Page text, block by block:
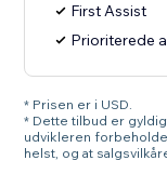
First Assist
Prioriterede
* Prisen er i USD.
* Dette tilbud er
udvikleren
helst, og at